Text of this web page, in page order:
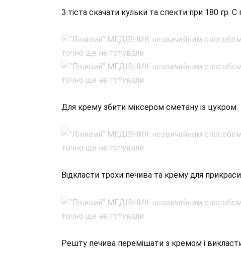
З тіста скачати кульки та спекти при 180 гр.
Для крему збити міксером сметану із цукром.
Відкласти трохи печива та крему для
Решту печива перемішати з кремом і